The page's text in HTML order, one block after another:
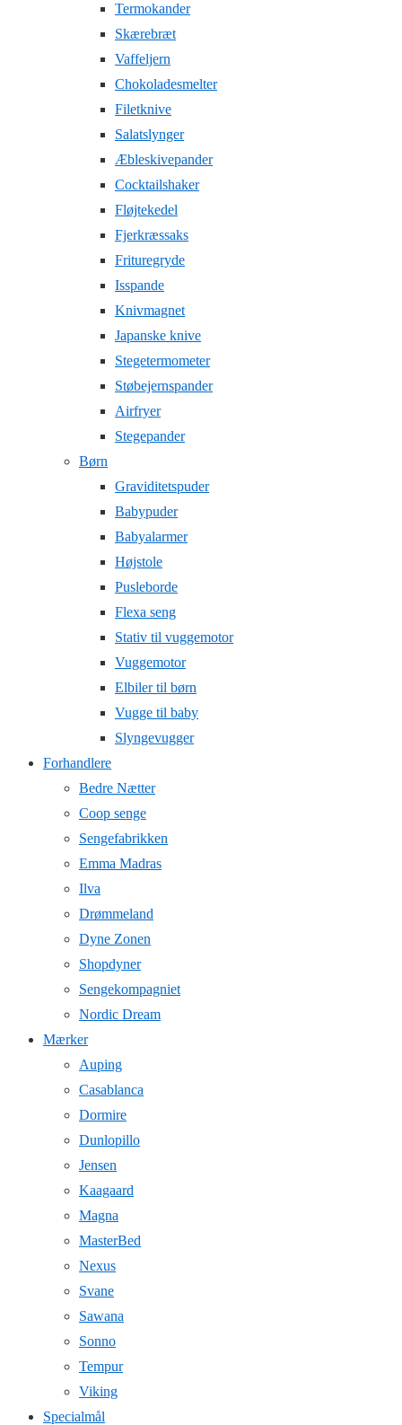
Termokander
Skærebræt
Vaffeljern
Chokoladesmelter
Filetknive
Salatslynger
Æbleskivepander
Cocktailshaker
Fløjtekedel
Fjerkræssaks
Frituregryde
Isspande
Knivmagnet
Japanske knive
Stegetermometer
Støbejernspander
Airfryer
Stegepander
Børn
Graviditetspuder
Babypuder
Babyalarmer
Højstole
Pusleborde
Flexa seng
Stativ til vuggemotor
Vuggemotor
Elbiler til børn
Vugge til baby
Slyngevugger
Forhandlere
Bedre Nætter
Coop senge
Sengefabrikken
Emma Madras
Ilva
Drømmeland
Dyne Zonen
Shopdyner
Sengekompagniet
Nordic Dream
Mærker
Auping
Casablanca
Dormire
Dunlopillo
Jensen
Kaagaard
Magna
MasterBed
Nexus
Svane
Sawana
Sonno
Tempur
Viking
Specialmål